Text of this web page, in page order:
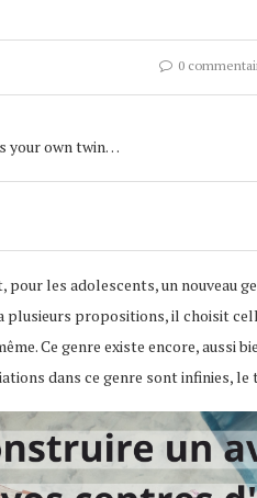
0
your own twin…
pour les adolescents, un
plusieurs propositions, il choisit
Ce genre existe encore, aussi
dans ce genre sont infinies,